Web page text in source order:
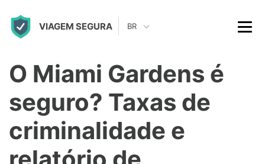
VIAGEM SEGURA BR
O Miami Gardens é
seguro? Taxas de
criminalidade e